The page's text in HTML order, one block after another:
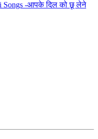
Songs -आपके दिल को छू लेने